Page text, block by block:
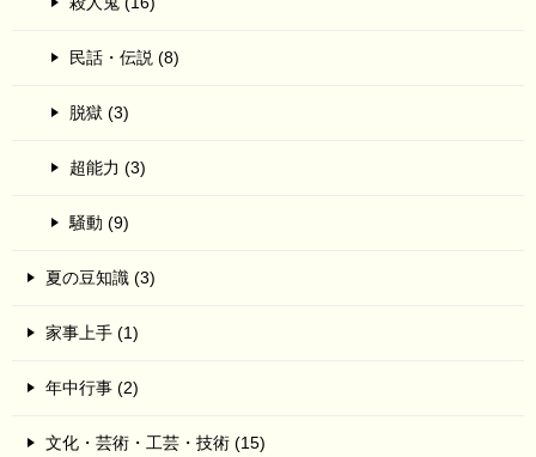
民話・伝説 (8)
脱獄 (3)
超能力 (3)
騒動 (9)
夏の豆知識 (3)
家事上手 (1)
年中行事 (2)
文化・芸術・工芸・技術 (15)